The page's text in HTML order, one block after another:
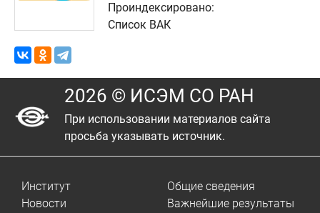
Проиндексировано:
Список ВАК
2026 © ИСЭМ СО РАН
При использовании материалов сайта
просьба указывать источник.
Институт
Новости
Общие сведения
Важнейшие результаты